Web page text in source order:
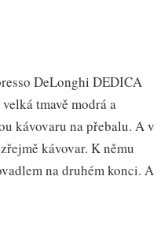
DeLonghi DEDICA
tmavě modrá a
kávovaru na přebalu. A v
kávovar. K němu
na druhém konci. A